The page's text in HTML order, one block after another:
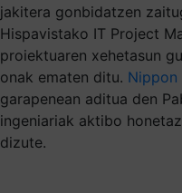
jakitera gonbidatzen
Hispavistako IT Project
proiektuaren xehetasun
onak ematen ditu. Nippon
garapenean aditua den
ingeniariak aktibo
dizute.